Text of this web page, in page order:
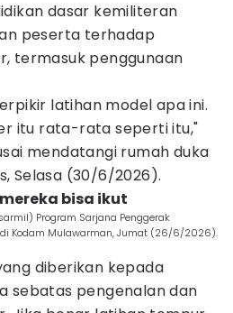
dasar kemiliteran
peserta terhadap
termasuk penggunaan
latihan model apa ini.
itu rata-rata seperti itu,"
mendatangi rumah duka
Selasa (30/6/2026).
bisa ikut
Program Sarjana Penggerak
di Kodam Mulawarman, Jumat (26/6/2026).
diberikan kepada
sebatas pengenalan dan